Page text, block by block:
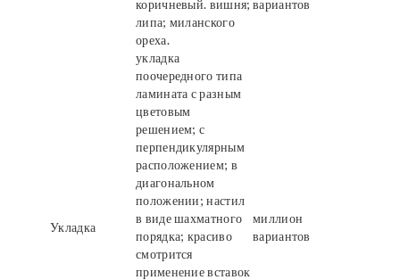
коричневый. вишня;
липа; миланского
ореха.
вариантов
Укладка
укладка
поочередного типа
ламината с разным
цветовым
решением; с
перпендикулярным
расположением; в
диагональном
положении; настил
в виде шахматного
порядка; красиво
смотрится
применение вставок
миллион
вариантов